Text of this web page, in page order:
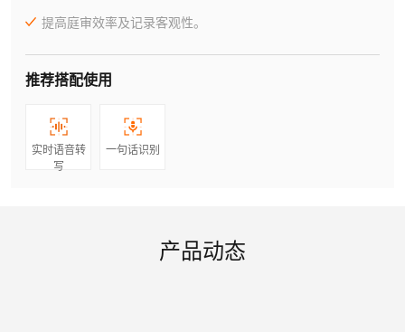
提高庭审效率及记录客观性。
推荐搭配使用
实时语音转
写
一句话识别
产品动态